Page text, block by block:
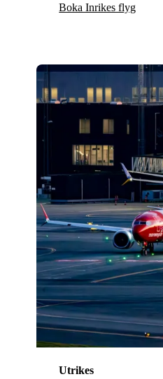
Boka Inrikes flyg
Utrikes